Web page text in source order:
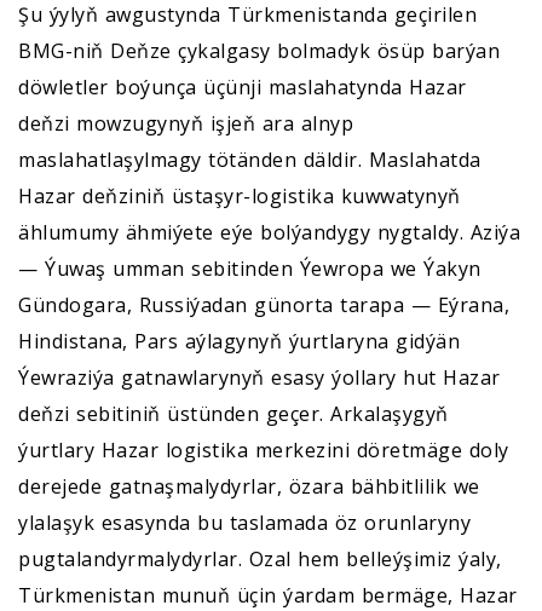
Şu ýylyň awgustynda Türkmenistanda geçirilen
BMG-niň Deňze çykalgasy bolmadyk ösüp barýan
döwletler boýunça üçünji maslahatynda Hazar
deňzi mowzugynyň işjeň ara alnyp
maslahatlaşylmagy tötänden däldir. Maslahatda
Hazar deňziniň üstaşyr-logistika kuwwatynyň
ählumumy ähmiýete eýe bolýandygy nygtaldy. Aziýa
— Ýuwaş umman sebitinden Ýewropa we Ýakyn
Gündogara, Russiýadan günorta tarapa — Eýrana,
Hindistana, Pars aýlagynyň ýurtlaryna gidýän
Ýewraziýa gatnawlarynyň esasy ýollary hut Hazar
deňzi sebitiniň üstünden geçer. Arkalaşygyň
ýurtlary Hazar logistika merkezini döretmäge doly
derejede gatnaşmalydyrlar, özara bähbitlilik we
ylalaşyk esasynda bu taslamada öz orunlaryny
pugtalandyrmalydyrlar. Ozal hem belleýşimiz ýaly,
Türkmenistan munuň üçin ýardam bermäge, Hazar